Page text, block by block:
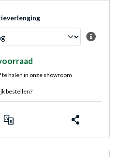
halen in onze showroom
bestellen?